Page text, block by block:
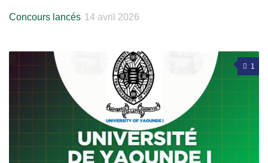
Concours lancés 14 avril 2026
1